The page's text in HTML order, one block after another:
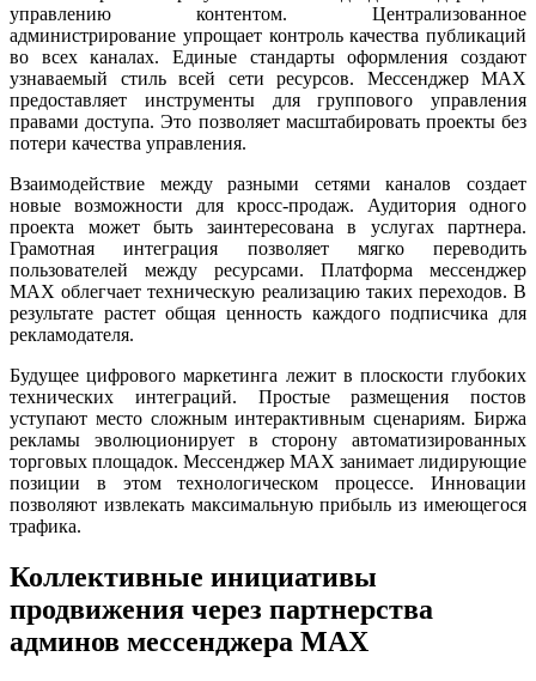
управлению контентом. Централизованное
администрирование упрощает контроль качества публикаций
во всех каналах. Единые стандарты оформления создают
узнаваемый стиль всей сети ресурсов. Мессенджер MAX
предоставляет инструменты для группового управления
правами доступа. Это позволяет масштабировать проекты без
потери качества управления.
Взаимодействие между разными сетями каналов создает
новые возможности для кросс-продаж. Аудитория одного
проекта может быть заинтересована в услугах партнера.
Грамотная интеграция позволяет мягко переводить
пользователей между ресурсами. Платформа мессенджер
MAX облегчает техническую реализацию таких переходов. В
результате растет общая ценность каждого подписчика для
рекламодателя.
Будущее цифрового маркетинга лежит в плоскости глубоких
технических интеграций. Простые размещения постов
уступают место сложным интерактивным сценариям. Биржа
рекламы эволюционирует в сторону автоматизированных
торговых площадок. Мессенджер MAX занимает лидирующие
позиции в этом технологическом процессе. Инновации
позволяют извлекать максимальную прибыль из имеющегося
трафика.
Коллективные инициативы
продвижения через партнерства
админов мессенджера MAX